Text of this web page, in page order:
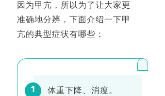
因为甲亢，所以为了让大家更
准确地分辨，下面介绍一下甲
亢的典型症状有哪些：
1 体重下降、消瘦。